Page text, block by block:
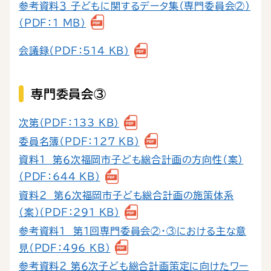
参考資料３ 子どもに関するデータ集（専門委員会②）
（PDF：1 MB）
会議録（PDF：514 KB）
専門委員会③
次第（PDF：133 KB）
委員名簿（PDF：127 KB）
資料１ 第６次福岡市子ども総合計画の方向性（案）
（PDF：644 KB）
資料２ 第６次福岡市子ども総合計画の施策体系
（案）（PDF：291 KB）
参考資料１ 第１回専門委員会②・③における主な意
見（PDF：496 KB）
参考資料２ 第６次子ども総合計画策定に向けたワー